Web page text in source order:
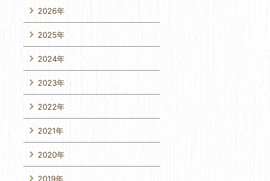
2026年
2025年
2024年
2023年
2022年
2021年
2020年
2019年